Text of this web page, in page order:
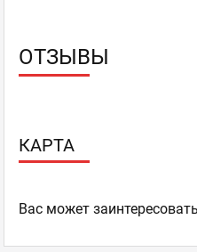
ОТЗЫВЫ
КАРТА
Ваc может